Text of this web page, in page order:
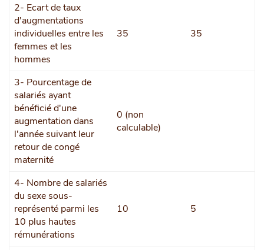
2- Ecart de taux
d'augmentations
individuelles entre les
femmes et les
hommes
35 35
3- Pourcentage de
salariés ayant
bénéficié d'une
augmentation dans
l'année suivant leur
retour de congé
maternité
0 (non
calculable)
4- Nombre de salariés
du sexe sous-
représenté parmi les
10 plus hautes
rémunérations
10 5